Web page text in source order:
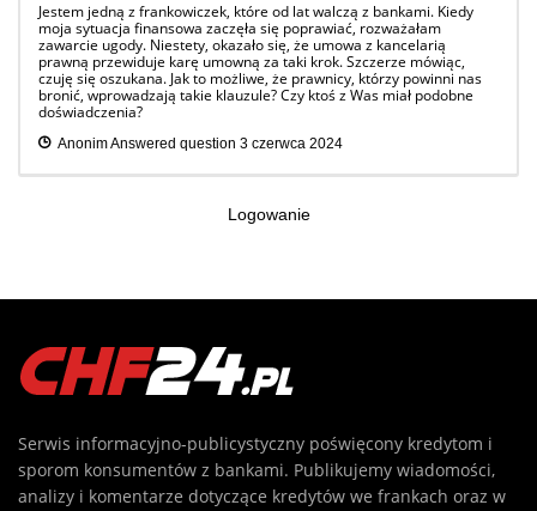
Jestem jedną z frankowiczek, które od lat walczą z bankami. Kiedy
moja sytuacja finansowa zaczęła się poprawiać, rozważałam
zawarcie ugody. Niestety, okazało się, że umowa z kancelarią
prawną przewiduje karę umowną za taki krok. Szczerze mówiąc,
czuję się oszukana. Jak to możliwe, że prawnicy, którzy powinni nas
bronić, wprowadzają takie klauzule? Czy ktoś z Was miał podobne
doświadczenia?
AnonimAnswered question 3 czerwca 2024
Logowanie
Serwis informacyjno-publicystyczny poświęcony kredytom i
sporom konsumentów z bankami. Publikujemy wiadomości,
analizy i komentarze dotyczące kredytów we frankach oraz w